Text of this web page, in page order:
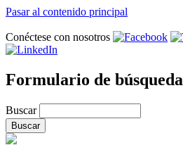
Pasar al contenido principal
Conéctese con nosotros
Formulario de búsqueda
Buscar